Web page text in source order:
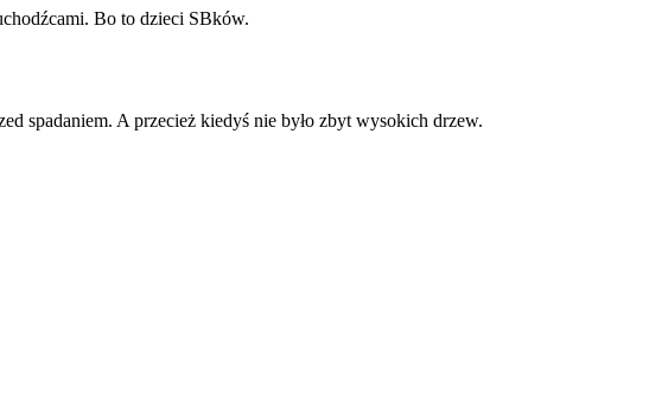
Bo to dzieci SBków.
spadaniem. A przecież kiedyś nie było zbyt wysokich drzew.